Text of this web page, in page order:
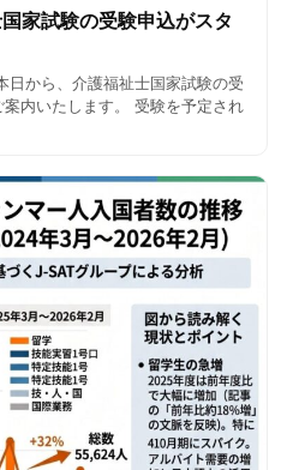
家試験の受験申込がスタ
日から、介護福祉士国家試験の受
内いたします。 受験を予定され